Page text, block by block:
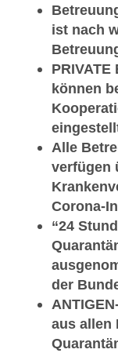
ist nach
PRIVATE
können
Alle
verfügen
Corona-
“24
der
aus allen